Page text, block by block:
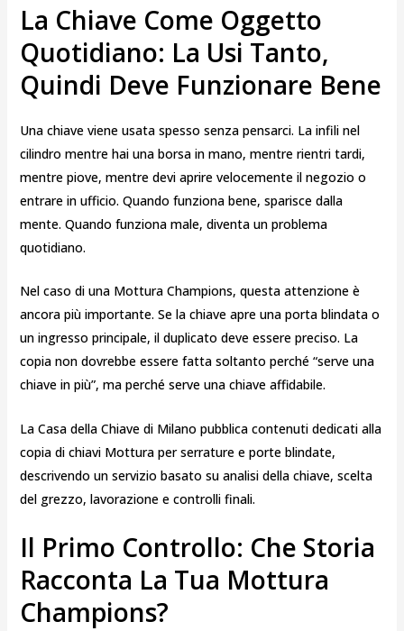
La Chiave Come Oggetto
Quotidiano: La Usi Tanto,
Quindi Deve Funzionare Bene
Una chiave viene usata spesso senza pensarci. La infili nel
cilindro mentre hai una borsa in mano, mentre rientri tardi,
mentre piove, mentre devi aprire velocemente il negozio o
entrare in ufficio. Quando funziona bene, sparisce dalla
mente. Quando funziona male, diventa un problema
quotidiano.
Nel caso di una Mottura Champions, questa attenzione è
ancora più importante. Se la chiave apre una porta blindata o
un ingresso principale, il duplicato deve essere preciso. La
copia non dovrebbe essere fatta soltanto perché “serve una
chiave in più”, ma perché serve una chiave affidabile.
La Casa della Chiave di Milano pubblica contenuti dedicati alla
copia di chiavi Mottura per serrature e porte blindate,
descrivendo un servizio basato su analisi della chiave, scelta
del grezzo, lavorazione e controlli finali.
Il Primo Controllo: Che Storia
Racconta La Tua Mottura
Champions?